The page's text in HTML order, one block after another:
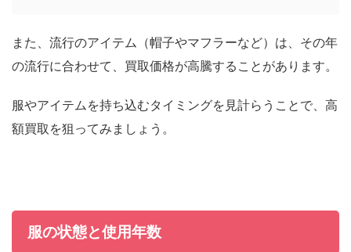
また、流行のアイテム（帽子やマフラーなど）は、その年
の流行に合わせて、買取価格が高騰することがあります。
服やアイテムを持ち込むタイミングを見計らうことで、高
額買取を狙ってみましょう。
服の状態と使用年数